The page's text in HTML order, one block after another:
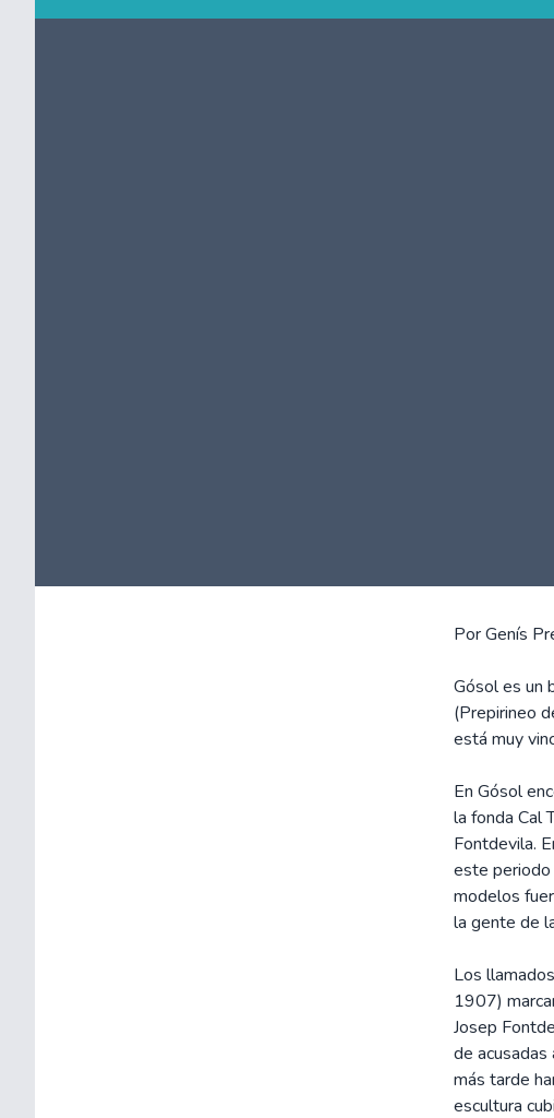
Por Genís
Gósol es un
(Prepirineo
está muy
En Gósol
la fonda Cal
Fontdevila.
este periodo
modelos
la gente de
Los
1907)
Josep
de acusadas
más tarde
escultura